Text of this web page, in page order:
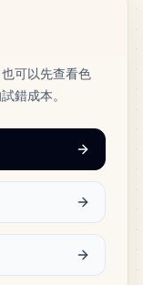
可以先查看色
錯成本。